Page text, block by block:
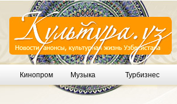
Кинопром Музыка Турбизнес